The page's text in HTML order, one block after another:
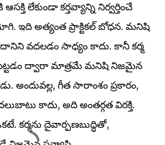
లేకుండా కర్తవ్యాన్ని నిర్వర్తించే
ఇది అత్యంత ప్రాక్టికల్ బోధన. మనిషి
వదలడం సాధ్యం కాదు. కానీ కర్మ
ద్వారా మాత్రమే మనిషి నిజమైన
అందువల్ల, గీత సారాంశం ప్రకారం,
కాదు, అది అంతర్గత విరక్తి.
కర్మను దైవార్పణబుద్ధితో,